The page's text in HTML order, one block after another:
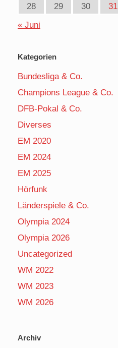
28
29 30
31
« Juni
Kategorien
Bundesliga & Co.
Champions League & Co.
DFB-Pokal & Co.
Diverses
EM 2020
EM 2024
EM 2025
Hörfunk
Länderspiele & Co.
Olympia 2024
Olympia 2026
Uncategorized
WM 2022
WM 2023
WM 2026
Archiv